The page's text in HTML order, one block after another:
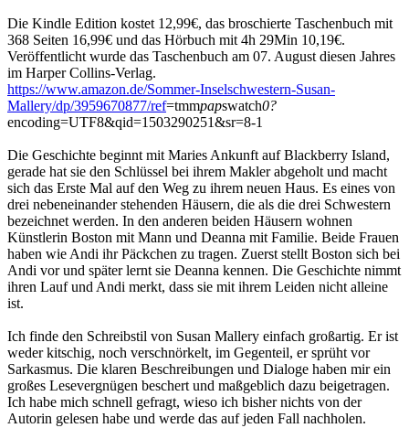
Die Kindle Edition kostet 12,99€, das broschierte Taschenbuch mit
368 Seiten 16,99€ und das Hörbuch mit 4h 29Min 10,19€.
Veröffentlicht wurde das Taschenbuch am 07. August diesen Jahres
im Harper Collins-Verlag.
https://www.amazon.de/Sommer-Inselschwestern-Susan-
Mallery/dp/3959670877/ref=tmmpapswatch0?
encoding=UTF8&qid=1503290251&sr=8-1
Die Geschichte beginnt mit Maries Ankunft auf Blackberry Island,
gerade hat sie den Schlüssel bei ihrem Makler abgeholt und macht
sich das Erste Mal auf den Weg zu ihrem neuen Haus. Es eines von
drei nebeneinander stehenden Häusern, die als die drei Schwestern
bezeichnet werden. In den anderen beiden Häusern wohnen
Künstlerin Boston mit Mann und Deanna mit Familie. Beide Frauen
haben wie Andi ihr Päckchen zu tragen. Zuerst stellt Boston sich bei
Andi vor und später lernt sie Deanna kennen. Die Geschichte nimmt
ihren Lauf und Andi merkt, dass sie mit ihrem Leiden nicht alleine
ist.
Ich finde den Schreibstil von Susan Mallery einfach großartig. Er ist
weder kitschig, noch verschnörkelt, im Gegenteil, er sprüht vor
Sarkasmus. Die klaren Beschreibungen und Dialoge haben mir ein
großes Lesevergnügen beschert und maßgeblich dazu beigetragen.
Ich habe mich schnell gefragt, wieso ich bisher nichts von der
Autorin gelesen habe und werde das auf jeden Fall nachholen.